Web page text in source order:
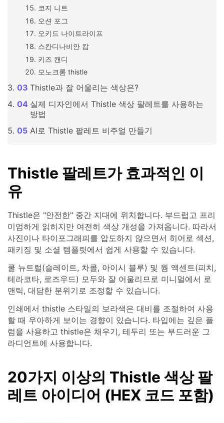
코지 니트
오션 포그
오키드 나이트라이프
스칸디나비안 캄
키즈 캔디
모노크롬 thistle
Thistle과 잘 어울리는 색상은?
실제 디자인에서 Thistle 색상 팔레트를 사용하는
방법
AI로 Thistle 팔레트 비주얼 만들기
Thistle 팔레트가 효과적인 이
유
Thistle은 "안전한" 중간 지대에 위치합니다. 부드럽고 프리
미엄하게 읽히지만 여전히 색상 개성을 가져옵니다. 따라서
사진이나 타이포그래피를 압도하지 않으면서 히어로 섹션,
패키징 및 소셜 템플릿에서 쉽게 사용할 수 있습니다.
쿨 뉴트럴(슬레이트, 차콜, 아이시 블루) 및 웜 액센트(피치,
테라코타, 로즈우드) 모두와 잘 어울리므로 미니멀에서 로
맨틱, 대담한 분위기로 조정할 수 있습니다.
인쇄에서 thistle 스타일의 보라색은 대비를 조절하여 사용
할 때 우아하게 보이는 경향이 있습니다. 타입에는 깊은 플
럼을 사용하고 thistle은 채우기, 테두리 또는 부드러운 그
라디언트에 사용합니다.
20가지 이상의 Thistle 색상 팔
레트 아이디어 (HEX 코드 포함)